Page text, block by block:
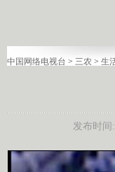
中国网络电视台 > 三农 > 生
发布时